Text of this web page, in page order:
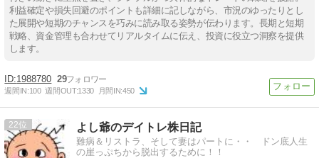
利益確定や損失回避のポイントも詳細に記しながら、市況のゆったりとし
た展開や短期のチャンスを巧みに読み取る姿勢が伝わります。長期と短期
戦略、資金管理も合わせてリアルタイムに伝え、投資に役立つ洞察を提供
します。
1988780 29
週間IN:100 週間OUT:1330 月間IN:450
22 よし爺のデイトレ株日記
難病＆リストラ、そして妻はパートに・・ ドン底人生
の崖っぷちから脱出するために！！